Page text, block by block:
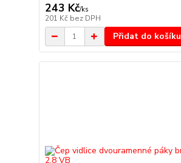
243 Kč/ks
201 Kč bez DPH
Přidat do košíku